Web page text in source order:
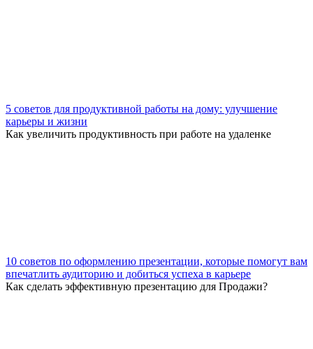
5 советов для продуктивной работы на дому: улучшение
карьеры и жизни
Как увеличить продуктивность при работе на удаленке
10 советов по оформлению презентации, которые помогут вам
впечатлить аудиторию и добиться успеха в карьере
Как сделать эффективную презентацию для Продажи?